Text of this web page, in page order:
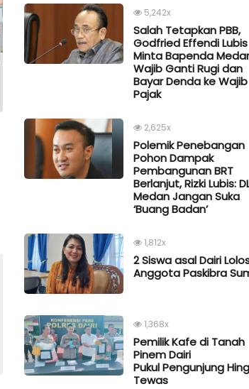
5,242x
Salah Tetapkan PBB,
Godfried Effendi Lubis
Minta Bapenda
Wajib Ganti Rugi dan
Bayar Denda ke Wajib
Pajak
2,625x
Polemik Penebangan
Pohon Dampak
Pembangunan BRT
Berlanjut, Rizki Lubis:
Medan Jangan Suka
‘Buang Badan’
1,812x
2 Siswa asal Dairi
Anggota Paskibra
1,368x
Pemilik Kafe di Tanah
Pinem Dairi
Pukul Pengunjung
Tewas